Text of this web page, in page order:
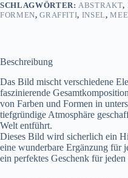
SCHLAGWÖRTER:ABSTRAKT,
FORMEN,GRAFFITI, INSEL,
Beschreibung
Das Bild mischt verschiedene
faszinierende
von Farben und Formen in
tiefgründige Atmosphäre
Welt entführt.
Dieses Bild wird sicherlich ein
eine wunderbare Ergänzung für
ein perfektes Geschenk für